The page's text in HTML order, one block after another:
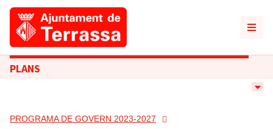
PLANS
PROGRAMA DE GOVERN 2023-2027